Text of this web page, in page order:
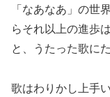
「なあなあ」の世
らそれ以上の進歩
と、うたった歌に
歌はわりかし上手